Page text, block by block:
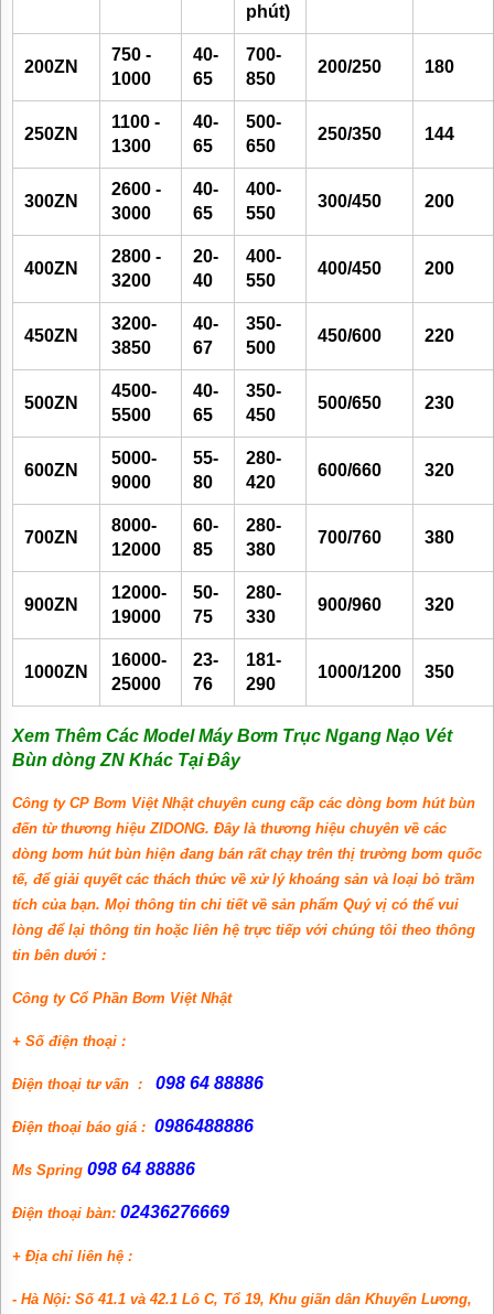
phút)
200ZN
750 -
1000
40-
65
700-
850
200/250 180
250ZN
1100 -
1300
40-
65
500-
650
250/350 144
300ZN
2600 -
3000
40-
65
400-
550
300/450 200
400ZN
2800 -
3200
20-
40
400-
550
400/450 200
450ZN
3200-
3850
40-
67
350-
500
450/600 220
500ZN
4500-
5500
40-
65
350-
450
500/650 230
600ZN
5000-
9000
55-
80
280-
420
600/660 320
700ZN
8000-
12000
60-
85
280-
380
700/760 380
900ZN
12000-
19000
50-
75
280-
330
900/960 320
1000ZN
16000-
25000
23-
76
181-
290
1000/1200 350
Xem Thêm Các Model Máy Bơm Trục Ngang Nạo Vét
Bùn dòng ZN Khác Tại Đây
Công ty CP Bơm Việt Nhật chuyên cung cấp các dòng bơm hút bùn
đến từ thương hiệu ZIDONG. Đây là thương hiệu chuyên về các
dòng bơm hút bùn hiện đang bán rất chạy trên thị trường bơm quốc
tế, để giải quyết các thách thức về xử lý khoáng sản và loại bỏ trầm
tích của bạn. Mọi thông tin chi tiết về sản phẩm Quý vị có thể vui
lòng để lại thông tin hoặc liên hệ trực tiếp với chúng tôi theo thông
tin bên dưới :
Công ty Cổ Phần Bơm Việt Nhật
+ Số điện thoại :
Điện thoại tư vấn : 098 64 88886
Điện thoại báo giá : 0986488886
Ms Spring 098 64 88886
Điện thoại bàn: 02436276669
+ Địa chỉ liên hệ :
- Hà Nội: Số 41.1 và 42.1 Lô C, Tổ 19, Khu giãn dân Khuyến Lương,